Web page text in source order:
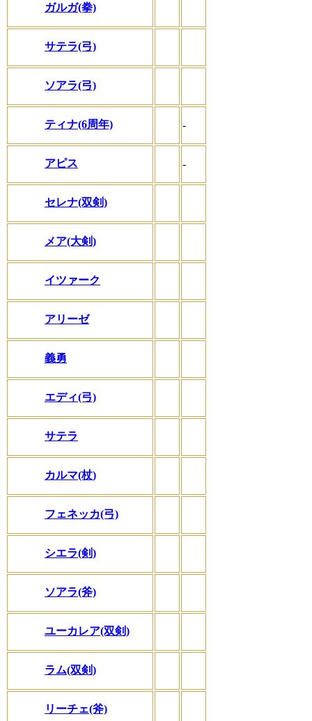
ガルガ(拳)
サテラ(弓)
ソアラ(弓)
ティナ(6周年) -
アピス -
セレナ(双剣)
メア(大剣)
イツァーク
アリーゼ
義勇
エディ(弓)
サテラ
カルマ(杖)
フェネッカ(弓)
シエラ(剣)
ソアラ(斧)
ユーカレア(双剣)
ラム(双剣)
リーチェ(斧)